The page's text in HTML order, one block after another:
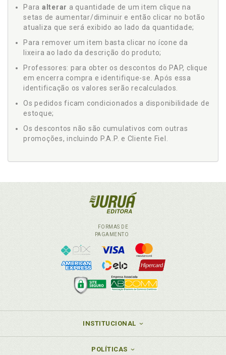
Para alterar a quantidade de um item clique na
setas de aumentar/diminuir e então clicar no botão
atualiza que será exibido ao lado da quantidade;
Para remover um item basta clicar no ícone da
lixeira ao lado da descrição do produto;
Professores: para obter os descontos do PAP, clique
em encerra compra e identifique-se. Após essa
identificação os valores serão recalculados.
Os pedidos ficam condicionados a disponibilidade de
estoque;
Os descontos não são cumulativos com outras
promoções, incluindo P.A.P. e Cliente Fiel.
FORMAS DE
PAGAMENTO
INSTITUCIONAL
POLÍTICAS